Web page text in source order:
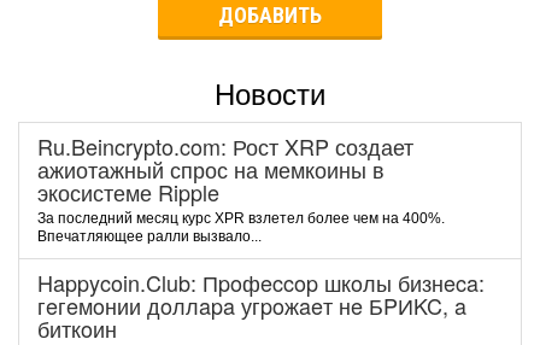
ДОБАВИТЬ
Новости
Ru.Beincrypto.com: Рост XRP создает
ажиотажный спрос на мемкоины в
экосистеме Ripple
За последний месяц курс XPR взлетел более чем на 400%.
Впечатляющее ралли вызвало...
Happycoin.Club: Пpoфeccop шкoлы бизнeca:
гeгeмoнии дoллapa угpoжaeт нe БPИKC, a
биткoин